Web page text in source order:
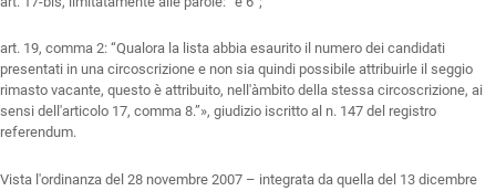
art. 19, comma 2: “Qualora la lista abbia esaurito il numero dei candidati
presentati in una circoscrizione e non sia quindi possibile attribuirle il seggio
rimasto vacante, questo è attribuito, nell'àmbito della stessa circoscrizione, ai
sensi dell'articolo 17, comma 8.”», giudizio iscritto al n. 147 del registro
referendum.
Vista l'ordinanza del 28 novembre 2007 – integrata da quella del 13 dicembre